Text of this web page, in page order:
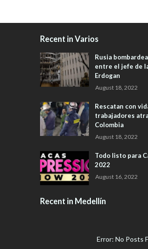
Recent in Varios
Rusia
entre el jefe de
Erdogan
August 18, 2022
Rescatan con
trabajadores
Colombia
August 18, 2022
Todo listo para
2022
August 16, 2022
Recent in Medellín
Error: No Posts